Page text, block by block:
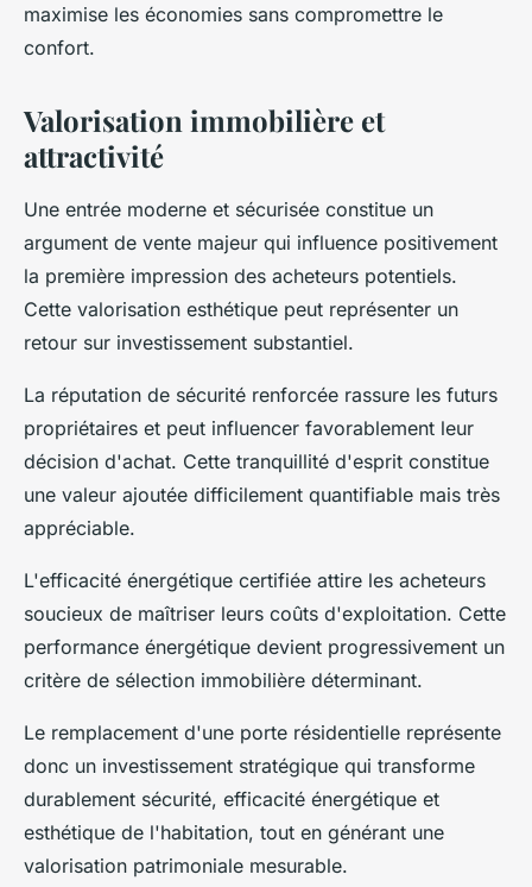
maximise les économies sans compromettre le
confort.
Valorisation immobilière et
attractivité
Une entrée moderne et sécurisée constitue un
argument de vente majeur qui influence positivement
la première impression des acheteurs potentiels.
Cette valorisation esthétique peut représenter un
retour sur investissement substantiel.
La réputation de sécurité renforcée rassure les futurs
propriétaires et peut influencer favorablement leur
décision d'achat. Cette tranquillité d'esprit constitue
une valeur ajoutée difficilement quantifiable mais très
appréciable.
L'efficacité énergétique certifiée attire les acheteurs
soucieux de maîtriser leurs coûts d'exploitation. Cette
performance énergétique devient progressivement un
critère de sélection immobilière déterminant.
Le remplacement d'une porte résidentielle représente
donc un investissement stratégique qui transforme
durablement sécurité, efficacité énergétique et
esthétique de l'habitation, tout en générant une
valorisation patrimoniale mesurable.